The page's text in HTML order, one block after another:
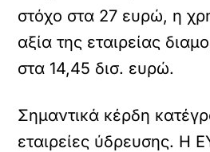
στόχο στα 27 ευρώ, η
αξία της εταιρείας
στα 14,45 δισ. ευρώ.
Σημαντικά κέρδη
εταιρείες ύδρευσης. Η